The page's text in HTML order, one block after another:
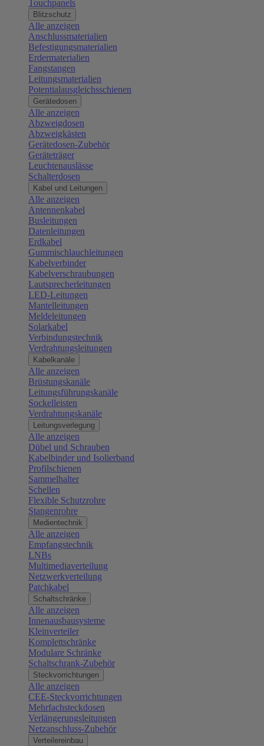
Touchpanels
Blitzschutz
Alle anzeigen
Anschlussmaterialien
Befestigungsmaterialien
Erdermaterialien
Fangstangen
Leitungsmaterialien
Potentialausgleichsschienen
Gerätedosen
Alle anzeigen
Abzweigdosen
Abzweigkästen
Gerätedosen-Zubehör
Geräteträger
Leuchtenauslässe
Schalterdosen
Kabel und Leitungen
Alle anzeigen
Antennenkabel
Busleitungen
Datenleitungen
Erdkabel
Gummischlauchleitungen
Kabelverbinder
Kabelverschraubungen
Lautsprecherleitungen
LED-Leitungen
Mantelleitungen
Meldeleitungen
Solarkabel
Verbindungstechnik
Verdrahtungsleitungen
Kabelkanäle
Alle anzeigen
Brüstungskanäle
Leitungsführungskanäle
Sockelleisten
Verdrahtungskanäle
Leitungsverlegung
Alle anzeigen
Dübel und Schrauben
Kabelbinder und Isolierband
Profilschienen
Sammelhalter
Schellen
Flexible Schutzrohre
Stangenrohre
Medientechnik
Alle anzeigen
Empfangstechnik
LNBs
Multimediaverteilung
Netzwerkverteilung
Patchkabel
Schaltschränke
Alle anzeigen
Innenausbausysteme
Kleinverteiler
Komplettschränke
Modulare Schränke
Schaltschrank-Zubehör
Steckvorrichtungen
Alle anzeigen
CEE-Steckvorrichtungen
Mehrfachsteckdosen
Verlängerungsleitungen
Netzanschluss-Zubehör
Verteilereinbau